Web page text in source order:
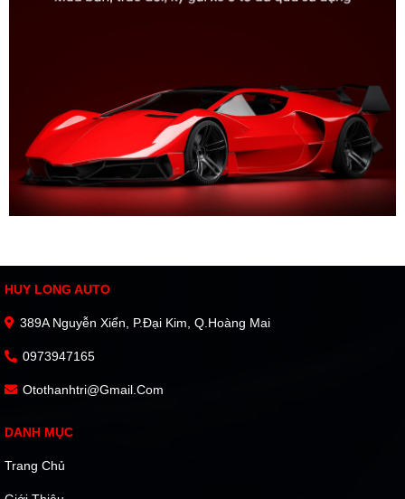
HUY LONG AUTO
389A Nguyễn Xiển, P.Đại Kim, Q.Hoàng Mai
0973947165
Otothanhtri@gmail.com
DANH MỤC
Trang Chủ